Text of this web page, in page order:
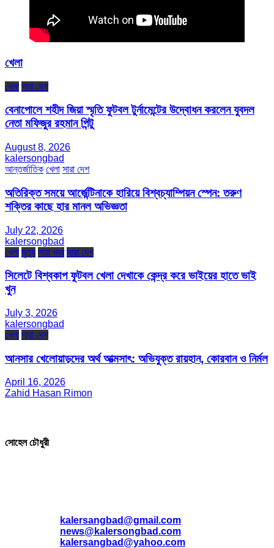
খেলা
খেলা সারা দেশ
বেনাপোলে শহীদ জিয়া স্মৃতি ফুটবল টুর্নামেন্টের উদ্বোধন করলেন যুবদল
নেতা মফিজুর রহমান পিন্টু
August 8, 2026
kalersongbad
আন্তর্জাতিক খেলা সারা দেশ
অতিরিক্ত সময়ে আর্জেন্টিনাকে হারিয়ে বিশ্বচ্যাম্পিয়ন স্পেন: তরুণ
শক্তির কাছে হার মানল অভিজ্ঞতা
July 22, 2026
kalersongbad
খেলা মৃত্যু সারা খবর সারা দেশ
সিলেটে বিশ্বকাপ ফুটবল খেলা দেখাকে কেন্দ্র করে ভাইয়ের হাতে ভাই
খুন
July 3, 2026
kalersongbad
খেলা সারা দেশ
আনসার খেলোয়াড়দের অর্থ আত্মসাৎ: অভিযুক্ত রায়হান, কোরবান ও নির্মল
April 16, 2026
Zahid Hasan Rimon
সোহেল চৌধুরী
kalersangbad@gmail.com
news@kalersongbad.com
kalersangbad@yahoo.com